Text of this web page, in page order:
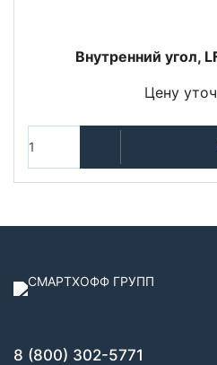
Внутренний угол,
Цену
8 (800) 302-5771